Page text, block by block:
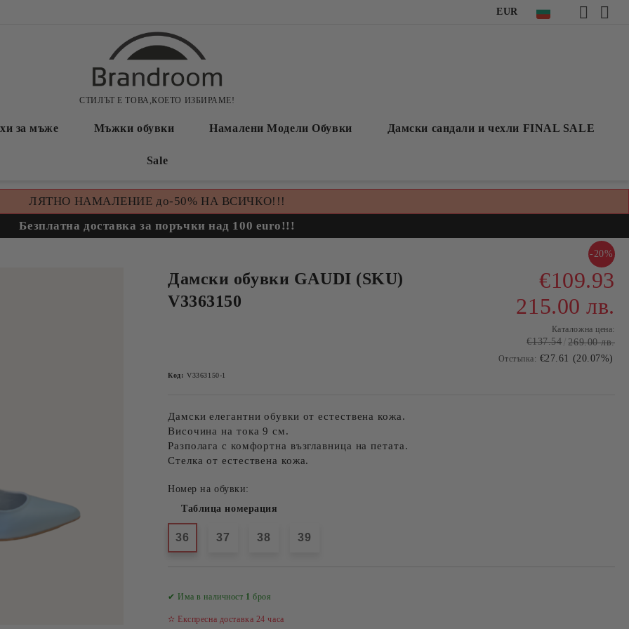
EUR
СТИЛЪТ Е ТОВА,КОЕТО ИЗБИРАМЕ!
за мъже Мъжки обувки Намалени Модели Обувки Дамски сандали и чехли FINAL SALE
Sale
ЛЯТНО НАМАЛЕНИЕ до-50% НА ВСИЧКО!!!
Безплатна доставка за поръчки над 100 euro!!!
Дамски обувки GAUDI (SKU)
V3363150
-20%
€109.93
215.00 лв.
Каталожна цена:
€137.54 269.00 лв.
Отстъпка: €27.61 (20.07%)
Код: V3363150-1
Дамски елегантни обувки от естествена кожа.
Височина на тока 9 см.
Разполага с комфортна възглавница на петата.
Стелка от естествена кожа.
Номер на обувки:
Таблица номерация
36 37 38 39
✔ Има в наличност 1 броя
✫ Експресна доставка 24 часа